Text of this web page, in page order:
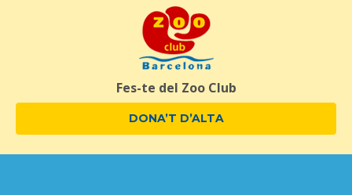
Fes-te del Zoo Club
DONA’T D’ALTA